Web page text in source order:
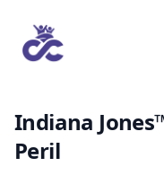
Indiana
Peril